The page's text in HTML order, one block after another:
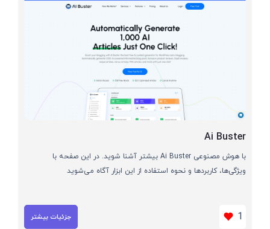
Ai Buster
با هوش مصنوعی Ai Buster بیشتر آشنا شوید. در این صفحه با
ویژگی‌ها، کاربردها و نحوه استفاده از این ابزار آگاه می‌شوید
1 جزئیات بیشتر